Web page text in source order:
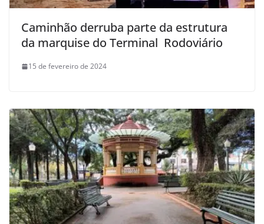
Caminhão derruba parte da estrutura
da marquise do Terminal Rodoviário
15 de fevereiro de 2024